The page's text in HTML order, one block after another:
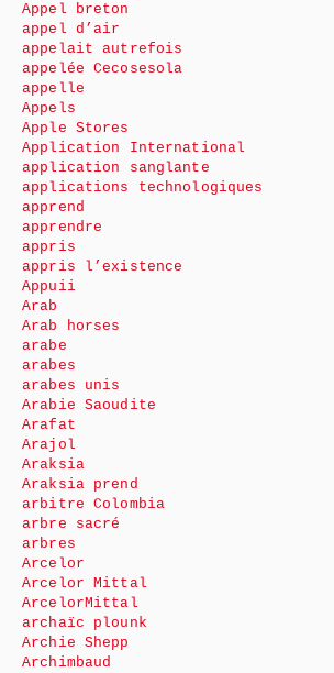
Appel breton
appel d’air
appelait autrefois
appelée Cecosesola
appelle
Appels
Apple Stores
Application International
application sanglante
applications technologiques
apprend
apprendre
appris
appris l’existence
Appuii
Arab
Arab horses
arabe
arabes
arabes unis
Arabie Saoudite
Arafat
Arajol
Araksia
Araksia prend
arbitre Colombia
arbre sacré
arbres
Arcelor
Arcelor Mittal
ArcelorMittal
archaïc plounk
Archie Shepp
Archimbaud